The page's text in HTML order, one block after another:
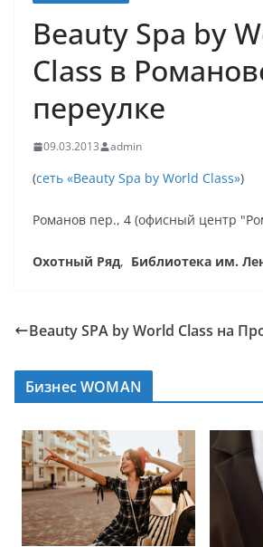
Beauty Spa by
Class в
переулке
09.03.2013 admin
(сеть «Beauty Spa by World Class»)
Романов пер., 4 (офисный центр
Охотный Ряд, Библиотека им.
Beauty SPA by World Class на
Бизнес WOMAN